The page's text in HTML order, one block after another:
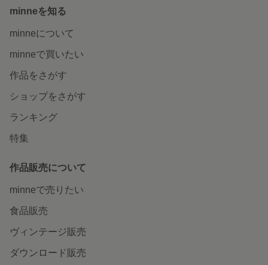
minneを知る
minneについて
minneで買いたい
作品をさがす
ショップをさがす
ランキング
特集
作品販売について
minneで売りたい
食品販売
ヴィンテージ販売
ダウンロード販売